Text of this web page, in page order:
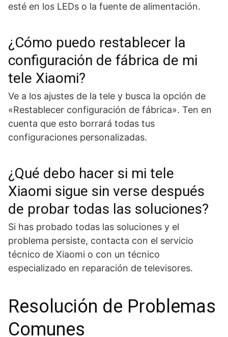
esté en los LEDs o la fuente de alimentación.
¿Cómo puedo restablecer la
configuración de fábrica de mi
tele Xiaomi?
Ve a los ajustes de la tele y busca la opción de
«Restablecer configuración de fábrica». Ten en
cuenta que esto borrará todas tus
configuraciones personalizadas.
¿Qué debo hacer si mi tele
Xiaomi sigue sin verse después
de probar todas las soluciones?
Si has probado todas las soluciones y el
problema persiste, contacta con el servicio
técnico de Xiaomi o con un técnico
especializado en reparación de televisores.
Resolución de Problemas
Comunes